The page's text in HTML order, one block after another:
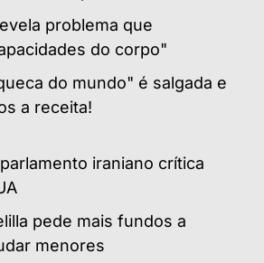
problema que
do corpo"
do mundo" é salgada e
a receita!
iraniano crítica
pede mais fundos a
menores